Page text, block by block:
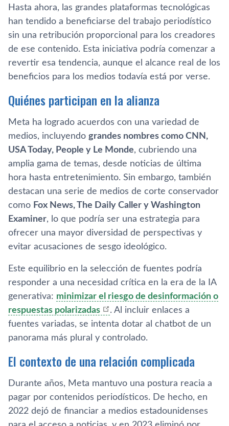
Hasta ahora, las grandes plataformas tecnológicas
han tendido a beneficiarse del trabajo periodístico
sin una retribución proporcional para los creadores
de ese contenido. Esta iniciativa podría comenzar a
revertir esa tendencia, aunque el alcance real de los
beneficios para los medios todavía está por verse.
Quiénes participan en la alianza
Meta ha logrado acuerdos con una variedad de
medios, incluyendo grandes nombres como CNN,
USA Today, People y Le Monde, cubriendo una
amplia gama de temas, desde noticias de última
hora hasta entretenimiento. Sin embargo, también
destacan una serie de medios de corte conservador
como Fox News, The Daily Caller y Washington
Examiner, lo que podría ser una estrategia para
ofrecer una mayor diversidad de perspectivas y
evitar acusaciones de sesgo ideológico.
Este equilibrio en la selección de fuentes podría
responder a una necesidad crítica en la era de la IA
generativa: minimizar el riesgo de desinformación o
respuestas polarizadas
. Al incluir enlaces a
fuentes variadas, se intenta dotar al chatbot de un
panorama más plural y controlado.
El contexto de una relación complicada
Durante años, Meta mantuvo una postura reacia a
pagar por contenidos periodísticos. De hecho, en
2022 dejó de financiar a medios estadounidenses